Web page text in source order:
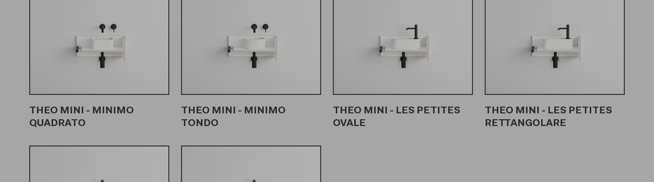
THEO MINI - MINIMO
QUADRATO
THEO MINI - MINIMO
TONDO
THEO MINI - LES PETITES
OVALE
THEO MINI - LES PETITES
RETTANGOLARE